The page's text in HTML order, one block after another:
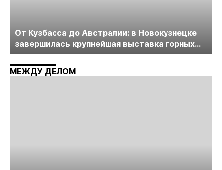
От Кузбасса до Австралии: в Новокузнецке
завершилась крупнейшая выставка горных
технологий «Недра России. Уголь России и
Майнинг»
МЕЖДУ ДЕЛОМ